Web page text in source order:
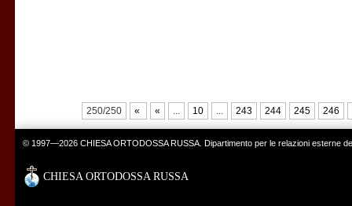
250/250 « « ... 10 ... 243 244 245 246
© 1997—2026 CHIESA ORTODOSSA RUSSA. Dipartimento per le relazioni esterne
CHIESA ORTODOSSA RUSSA